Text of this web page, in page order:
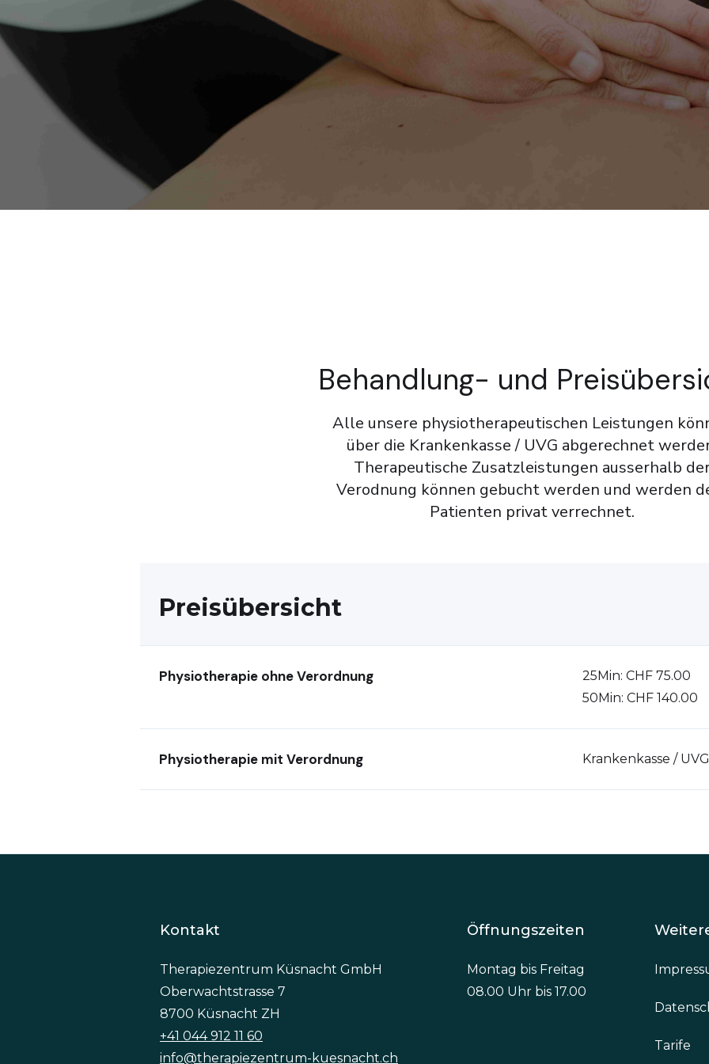
Behandlung- und
Alle unsere physiotherapeutischen Leistungen
über die Krankenkasse / UVG abgerechnet
Therapeutische Zusatzleistungen ausserhalb
Verodnung können gebucht werden und werden
Patienten privat verrechnet.
Preisübersicht
Physiotherapie ohne Verordnung
25Min: CHF 75.00
50Min: CHF 140.00
Physiotherapie mit Verordnung Krankenkasse / UVG
Kontakt
Therapiezentrum Küsnacht GmbH
Oberwachtstrasse 7
8700 Küsnacht ZH
+41 044 912 11 60
info@therapiezentrum-kuesnacht.ch
Öffnungszeiten
Montag bis Freitag
08.00 Uhr bis 17.00
Tarife